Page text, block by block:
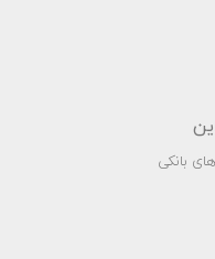
بانکی